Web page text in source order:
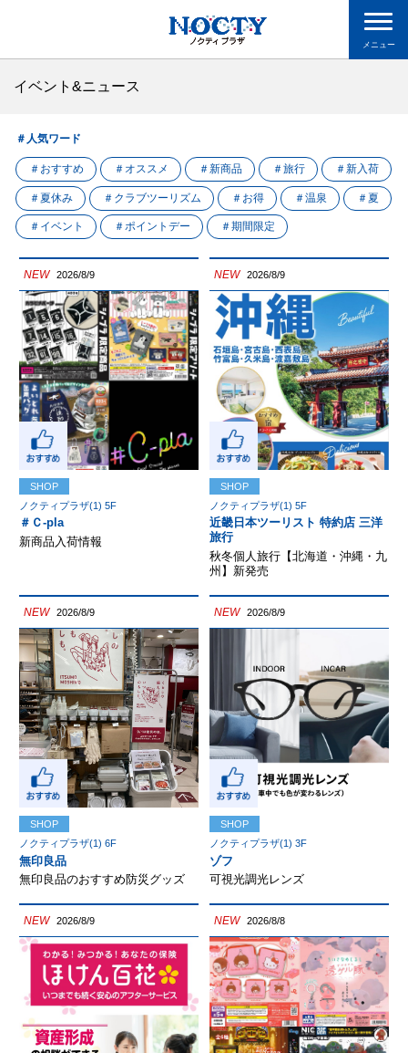
メニュー
イベント&ニュース
＃人気ワード
＃おすすめ ＃オススメ ＃新商品 ＃旅行 ＃新入荷
＃夏休み ＃クラブツーリズム ＃お得 ＃温泉 ＃夏
＃イベント ＃ポイントデー ＃期間限定
NEW 2026/8/9
SHOP
ノクティプラザ(1) 5F
＃Ｃ-pla
新商品入荷情報
NEW 2026/8/9
SHOP
ノクティプラザ(1) 5F
近畿日本ツーリスト 特約店 三洋
旅行
秋冬個人旅行【北海道・沖縄・九
州】新発売
NEW 2026/8/9
SHOP
ノクティプラザ(1) 6F
無印良品
無印良品のおすすめ防災グッズ
NEW 2026/8/9
SHOP
ノクティプラザ(1) 3F
ゾフ
可視光調光レンズ
NEW 2026/8/9 NEW 2026/8/8